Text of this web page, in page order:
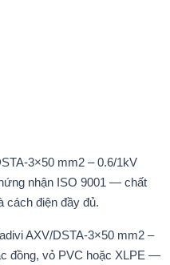
3×50 mm2 – 0.6/1kV
nhận ISO 9001 — chất
cách điện đầy đủ.
AXV/DSTA-3×50 mm2 –
đồng, vỏ PVC hoặc XLPE —